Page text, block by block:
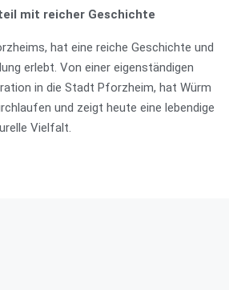
mit reicher Geschichte
hat eine reiche Geschichte und
erlebt. Von einer eigenständigen
in die Stadt Pforzheim, hat Würm
und zeigt heute eine lebendige
Vielfalt.